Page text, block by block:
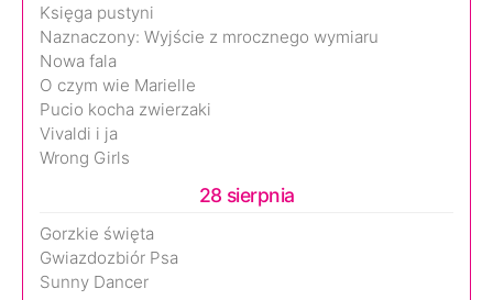
Księga pustyni
Naznaczony: Wyjście z mrocznego wymiaru
Nowa fala
O czym wie Marielle
Pucio kocha zwierzaki
Vivaldi i ja
Wrong Girls
28 sierpnia
Gorzkie święta
Gwiazdozbiór Psa
Sunny Dancer